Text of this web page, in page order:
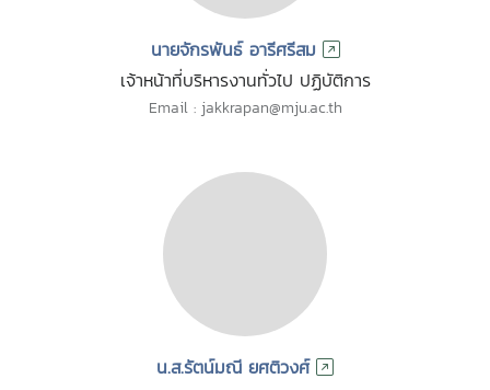
นายจักรพันธ์ อารีศรีสม
เจ้าหน้าที่บริหารงานทั่วไป ปฏิบัติการ
Email : jakkrapan@mju.ac.th
น.ส.รัตน์มณี ยศติวงศ์